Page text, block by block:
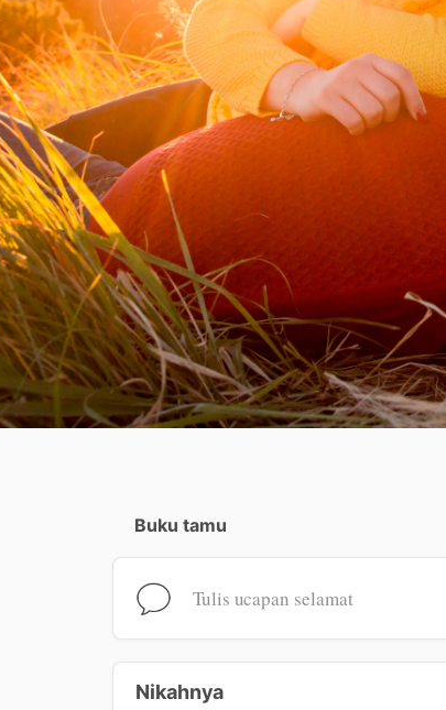
Buku tamu
Tulis ucapan selamat
Nikahnya